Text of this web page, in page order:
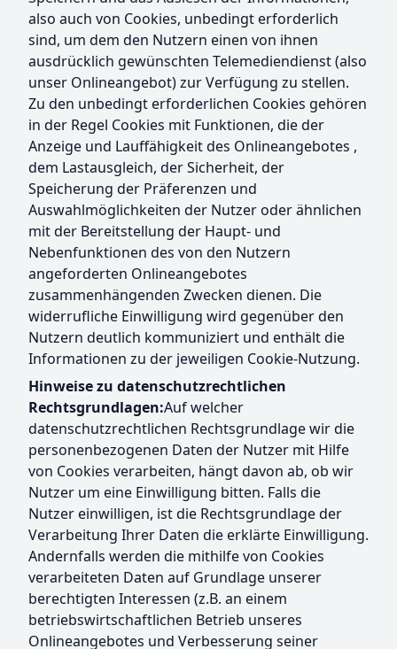
also auch von Cookies, unbedingt erforderlich
sind, um dem den Nutzern einen von ihnen
ausdrücklich gewünschten Telemediendienst (also
unser Onlineangebot) zur Verfügung zu stellen.
Zu den unbedingt erforderlichen Cookies gehören
in der Regel Cookies mit Funktionen, die der
Anzeige und Lauffähigkeit des Onlineangebotes ,
dem Lastausgleich, der Sicherheit, der
Speicherung der Präferenzen und
Auswahlmöglichkeiten der Nutzer oder ähnlichen
mit der Bereitstellung der Haupt- und
Nebenfunktionen des von den Nutzern
angeforderten Onlineangebotes
zusammenhängenden Zwecken dienen. Die
widerrufliche Einwilligung wird gegenüber den
Nutzern deutlich kommuniziert und enthält die
Informationen zu der jeweiligen Cookie-Nutzung.
Hinweise zu datenschutzrechtlichen
Rechtsgrundlagen:Auf welcher
datenschutzrechtlichen Rechtsgrundlage wir die
personenbezogenen Daten der Nutzer mit Hilfe
von Cookies verarbeiten, hängt davon ab, ob wir
Nutzer um eine Einwilligung bitten. Falls die
Nutzer einwilligen, ist die Rechtsgrundlage der
Verarbeitung Ihrer Daten die erklärte Einwilligung.
Andernfalls werden die mithilfe von Cookies
verarbeiteten Daten auf Grundlage unserer
berechtigten Interessen (z.B. an einem
betriebswirtschaftlichen Betrieb unseres
Onlineangebotes und Verbesserung seiner